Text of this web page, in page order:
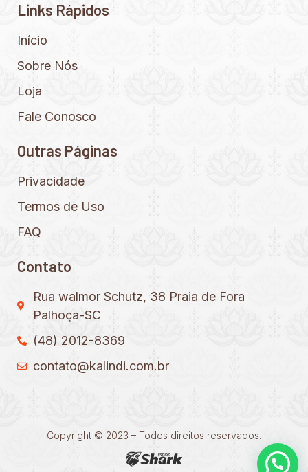
Links Rápidos
Início
Sobre Nós
Loja
Fale Conosco
Outras Páginas
Privacidade
Termos de Uso
FAQ
Contato
Rua walmor Schutz, 38 Praia de Fora
Palhoça-SC
(48) 2012-8369
contato@kalindi.com.br
Copyright © 2023 – Todos direitos reservados.
Precisa de ajuda?